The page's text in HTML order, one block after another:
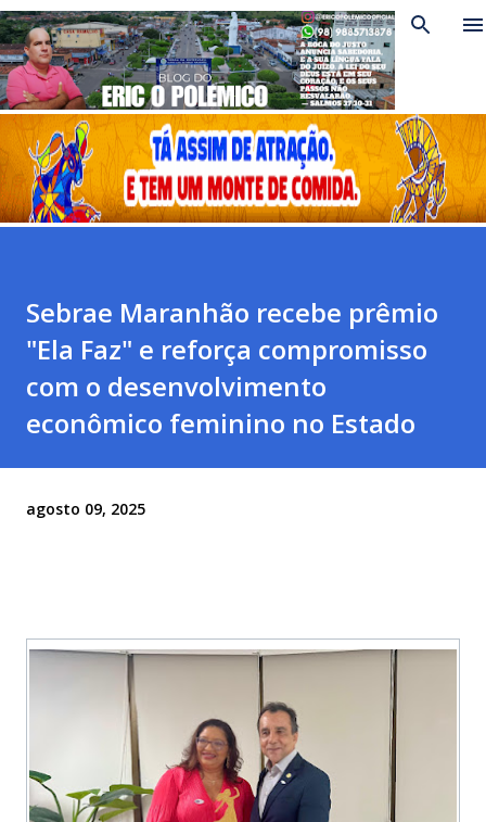
Pular para o conteúdo principal
Sebrae Maranhão recebe prêmio
"Ela Faz" e reforça compromisso
com o desenvolvimento
econômico feminino no Estado
agosto 09, 2025